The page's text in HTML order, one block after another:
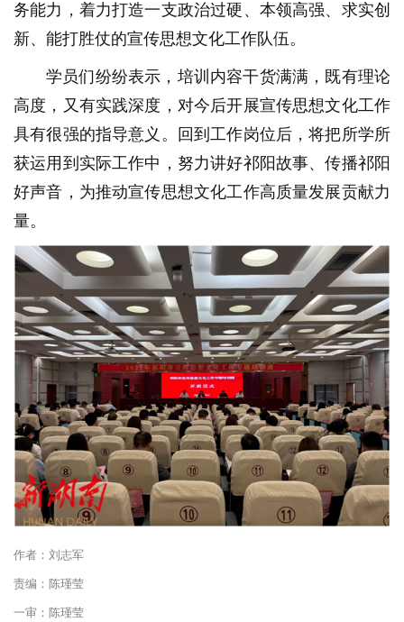
务能力，着力打造一支政治过硬、本领高强、求实创
新、能打胜仗的宣传思想文化工作队伍。
学员们纷纷表示，培训内容干货满满，既有理论
高度，又有实践深度，对今后开展宣传思想文化工作
具有很强的指导意义。回到工作岗位后，将把所学所
获运用到实际工作中，努力讲好祁阳故事、传播祁阳
好声音，为推动宣传思想文化工作高质量发展贡献力
量。
作者：刘志军
责编：陈瑾莹
一审：陈瑾莹